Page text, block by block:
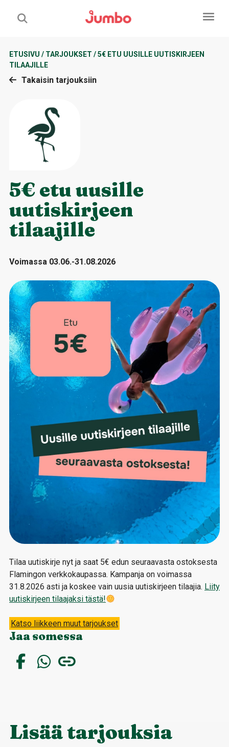
ETUSIVU / TARJOUKSET /5€ ETU UUSILLE UUTISKIRJEEN
TILAAJILLE
Takaisin tarjouksiin
5€ etu uusille
uutiskirjeen
tilaajille
Voimassa 03.06.-31.08.2026
Tilaa uutiskirje nyt ja saat 5€ edun seuraavasta ostoksesta
Flamingon verkkokaupassa. Kampanja on voimassa
31.8.2026 asti ja koskee vain uusia uutiskirjeen tilaajia. Liity
uutiskirjeen tilaajaksi tästä!
Katso liikkeen muut tarjoukset
Jaa somessa
Lisää tarjouksia